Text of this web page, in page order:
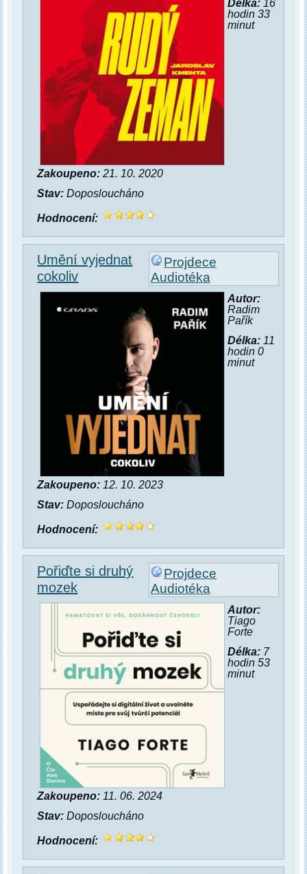
Délka:16
hodin 33
minut
Zakoupeno: 21. 10. 2020
Stav: Doposloucháno
Hodnocení:
Projdece
Audiotéka
Umění vyjednat
cokoliv
Autor:
Radim
Pařík
Délka:11
hodin 0
minut
Zakoupeno: 12. 10. 2023
Stav: Doposloucháno
Hodnocení:
Projdece
Audiotéka
Pořiďte si druhý
mozek
Autor:
Tiago
Forte
Délka:7
hodin 53
minut
Zakoupeno: 11. 06. 2024
Stav: Doposloucháno
Hodnocení: